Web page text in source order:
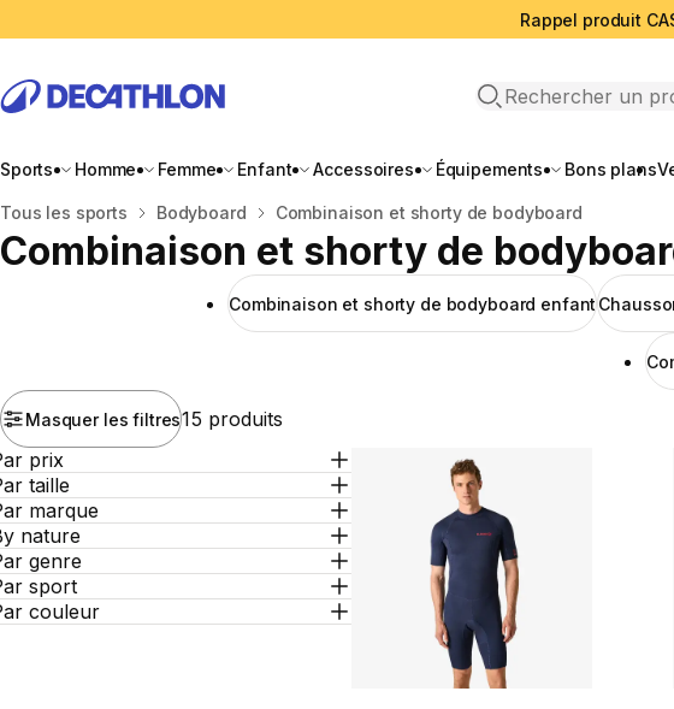
Rappel produit
Open search
Sports Homme Femme Enfant Accessoires Équipements Bons plans
Accueil
Tous les sports Bodyboard Combinaison et shorty de bodyboard
Combinaison et shorty de
Combinaison et shorty de bodyboard enfant
Masquer les filtres15 produits
prix
taille
marque
nature
genre
sport
couleur